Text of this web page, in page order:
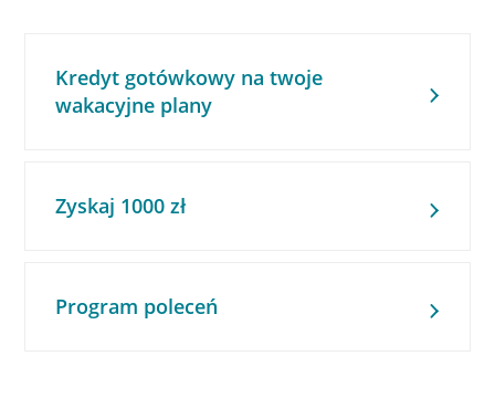
Kredyt gotówkowy na twoje
wakacyjne plany
Zyskaj 1000 zł
Program poleceń